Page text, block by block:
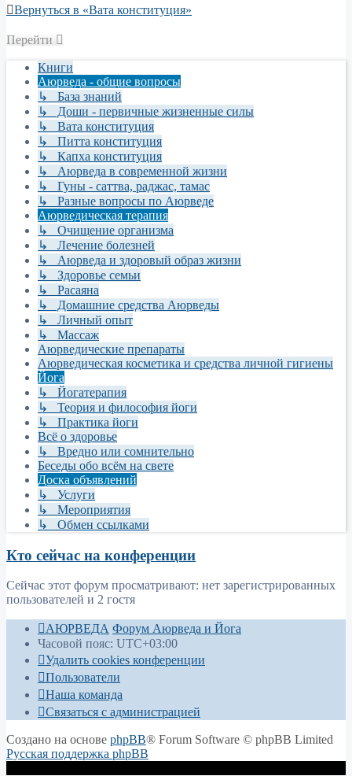
Вернуться в «Вата конституция»
Перейти
Книги
Аюрведа - общие вопросы
↳ База знаний
↳ Доши - первичные жизненные силы
↳ Вата конституция
↳ Питта конституция
↳ Капха конституция
↳ Аюрведа в современной жизни
↳ Гуны - саттва, раджас, тамас
↳ Разные вопросы по Аюрведе
Аюрведическая терапия
↳ Очищение организма
↳ Лечение болезней
↳ Аюрведа и здоровый образ жизни
↳ Здоровье семьи
↳ Расаяна
↳ Домашние средства Аюрведы
↳ Личный опыт
↳ Массаж
Аюрведические препараты
Аюрведическая косметика и средства личной гигиены
Йога
↳ Йогатерапия
↳ Теория и философия йоги
↳ Практика йоги
Всё о здоровье
↳ Вредно или сомнительно
Беседы обо всём на свете
Доска объявлений
↳ Услуги
↳ Мероприятия
↳ Обмен ссылками
Кто сейчас на конференции
Сейчас этот форум просматривают: нет зарегистрированных
пользователей и 2 гостя
АЮРВЕДА Форум Аюрведа и Йога
Часовой пояс: UTC+03:00
Удалить cookies конференции
Пользователи
Наша команда
Связаться с администрацией
Создано на основе phpBB® Forum Software © phpBB Limited
Русская поддержка phpBB